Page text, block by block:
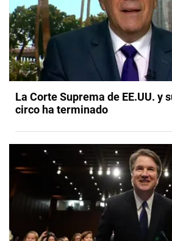
La Corte Suprema de EE.UU. y
circo ha terminado